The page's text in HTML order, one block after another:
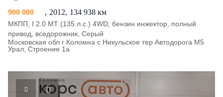
900 000 2012 134 938 км
МКПП, I 2.0 MT (135 л.с.) 4WD, бензин инжектор, полный
привод, вседорожник, Серый
Московская обл г Коломна с Никульское тер Автодорога М5
Урал, Строение 1а